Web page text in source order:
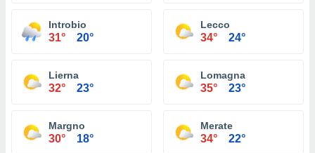
Introbio
31° 20°
Lecco
34° 24°
Lierna
32° 23°
Lomagna
35° 23°
Margno
30° 18°
Merate
34° 22°